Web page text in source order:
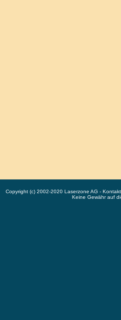
Copyright (c) 2002-2020 Laserzone AG -
Keine Gewähr auf